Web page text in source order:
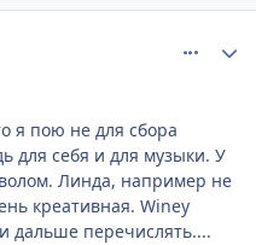
я пою не для сбора
для себя и для музыки. У
Линда, например не
креативная. Winey
дальше перечислять....